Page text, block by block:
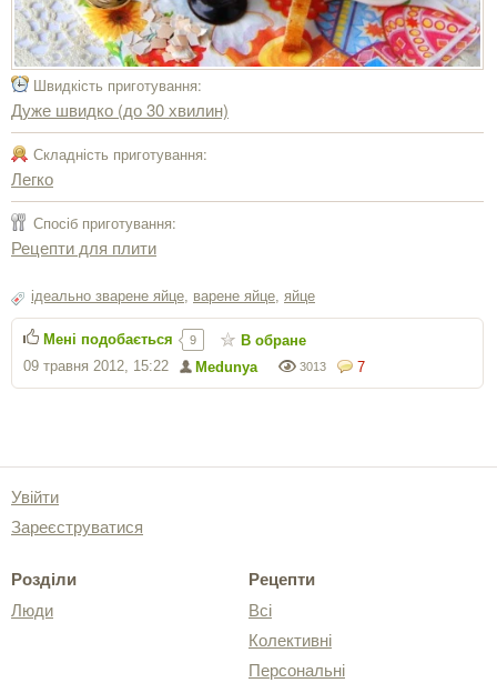
Швидкість приготування:
Дуже швидко (до 30 хвилин)
Складність приготування:
Легко
Спосіб приготування:
Рецепти для плити
ідеально зварене яйце варене яйце яйце
7
3013
Medunya
09 травня 2012, 15:22
Мені подобається 9 В обране
Увійти
Зареєструватися
Розділи
Люди
Рецепти
Всі
Колективні
Персональні